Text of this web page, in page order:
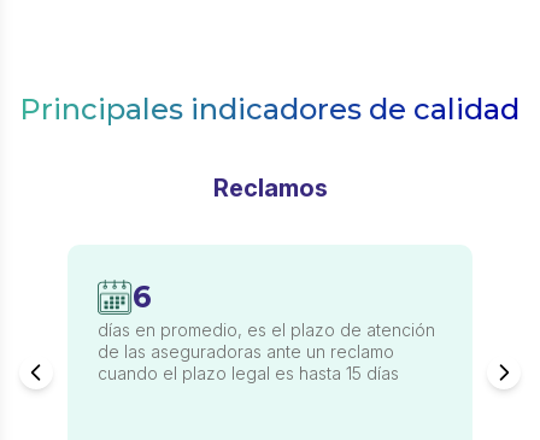
Principales indicadores de calidad
Reclamos
6
días en promedio, es el plazo de atención
de las aseguradoras ante un reclamo
cuando el plazo legal es hasta 15 días